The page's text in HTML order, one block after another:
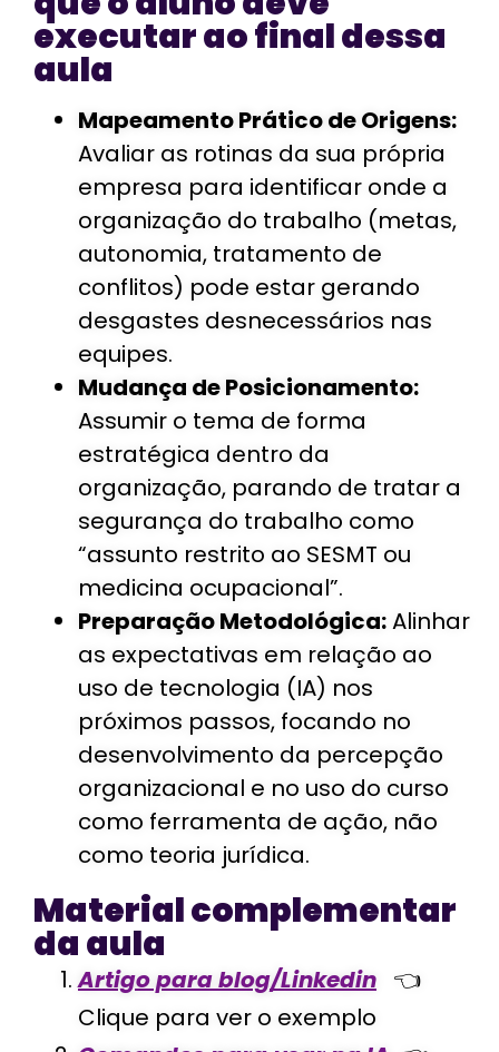
executar ao final dessa
aula
Mapeamento Prático de Origens:
Avaliar as rotinas da sua própria
empresa para identificar onde a
organização do trabalho (metas,
autonomia, tratamento de
conflitos) pode estar gerando
desgastes desnecessários nas
equipes.
Mudança de Posicionamento:
Assumir o tema de forma
estratégica dentro da
organização, parando de tratar a
segurança do trabalho como
“assunto restrito ao SESMT ou
medicina ocupacional”.
Preparação Metodológica:Alinhar
as expectativas em relação ao
uso de tecnologia (IA) nos
próximos passos, focando no
desenvolvimento da percepção
organizacional e no uso do curso
como ferramenta de ação, não
como teoria jurídica.
Material complementar
da aula
Artigo para blog/Linkedin 👈
Clique para ver o exemplo